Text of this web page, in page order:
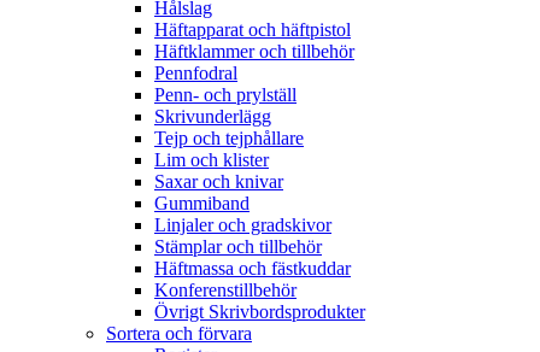
Hålslag
Häftapparat och häftpistol
Häftklammer och tillbehör
Pennfodral
Penn- och prylställ
Skrivunderlägg
Tejp och tejphållare
Lim och klister
Saxar och knivar
Gummiband
Linjaler och gradskivor
Stämplar och tillbehör
Häftmassa och fästkuddar
Konferenstillbehör
Övrigt Skrivbordsprodukter
Sortera och förvara